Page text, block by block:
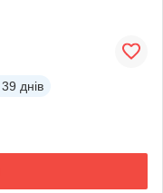
39 днів